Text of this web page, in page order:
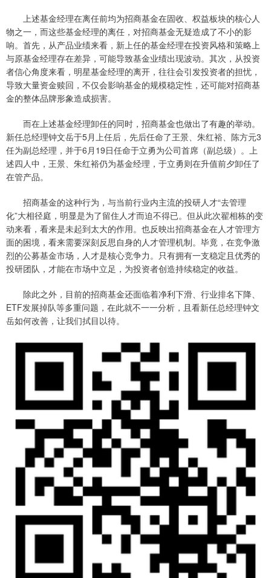
上述基金经理在离任前均为招商基金在固收、权益板块的核心人
物之一，而这些基金经理的离任，对招商基金无疑造成了不小的影
响。首先，从产品业绩来看，新上任的基金经理在投资风格和策略上
与原基金经理存在差异，可能导致基金业绩出现波动。其次，从投资
者信心角度来看，明星基金经理的离开，往往会引发投资者的担忧，
导致大量资金赎回，不仅会影响基金的规模稳定性，还可能对招商基
金的整体品牌形象造成损害。
而在上述基金经理卸任的同时，招商基金也做出了有趣的举动。
新任总经理钟文岳于5月上任后，先后任命了王景、朱红裕、陈方元3
任为副总经理，并于6月19日任命于立勇为公司首席（副总级）。上
述四人中，王景、朱红裕仍为基金经理，于立勇则在升值前夕卸任了
在管产品。
招商基金的这种行为，与当前行业内主流的投研人才“去管理
化”大相径庭，明显是为了留住人才而迫不得已。但从此次翟相栋的变
动来看，看来是未起到太大的作用。也反映出招商基金在人才管理方
面的困境，看来需要深刻反思自身的人才管理机制。毕竟，在竞争激
烈的公募基金市场，人才是核心竞争力。只有拥有一支稳定且优秀的
投研团队，才能在市场中立足，为投资者创造持续稳定的收益。
除此之外，目前的招商基金还面临着净利下滑、行业排名下降、
ETF发展掉队等多重问题，在此就不一一分析，且看新任总经理钟文
岳如何改善，让我们拭目以待。